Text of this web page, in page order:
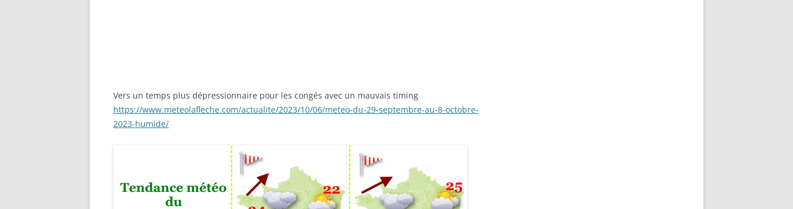
Vers un temps plus dépressionnaire pour les congés avec un mauvais timing
https://www.meteolafleche.com/actualite/2023/10/06/meteo-du-29-septembre-au-8-octobre-
2023-humide/